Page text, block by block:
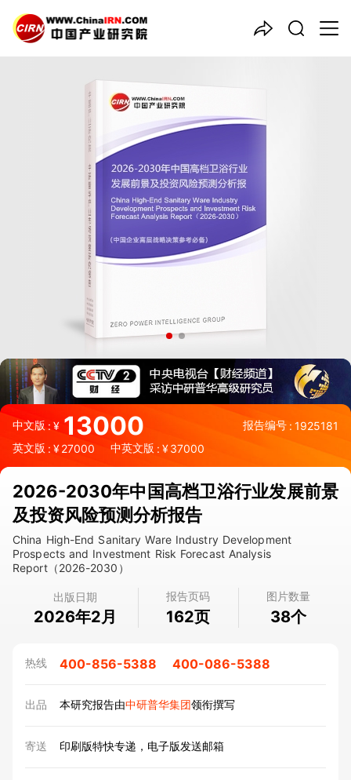
中文版:¥ 13000 报告编号 : 1925181
英文版 : ¥27000 中英文版 : ¥37000
2026-2030年中国高档卫浴行业发展前景
及投资风险预测分析报告
China High-End Sanitary Ware Industry Development
Prospects and Investment Risk Forecast Analysis
Report（2026-2030）
出版日期
2026年2月
报告页码
162页
图片数量
38个
热线 400-856-5388 400-086-5388
出品 本研究报告由中研普华集团领衔撰写
寄送 印刷版特快专递，电子版发送邮箱
中国产业咨询领导者
2026-2030年中国
行业发展前景及投资风险预测
分析报告
品质保障，一年免费更新维护
出版日期：2026年2月
《2026-2030年中国高档卫浴行业发展前景及投资风险预测分析
报告》由中研普华高档卫浴行业分析专家领衔撰写，主要分析了高
档卫浴行业的市场规模、发展现状与投资前景，同时对高档卫浴行
业的未来发展做出科学的趋势预测和专业的高档卫浴行业数据分
析，帮助客户评估高档卫浴行业投资价值。
27年研究经验，深度洞察行业驱动力
多元化、高学历的实战型精英团队